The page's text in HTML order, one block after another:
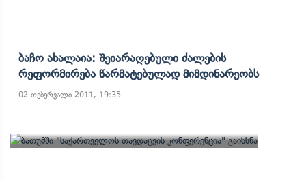
Ბაჩო Ახალაია: Შეიარაღებული Ძალების
Რეფორმირება Წარმატებულად Მიმდინარეობს
02 თებერვალი 2011, 19:35